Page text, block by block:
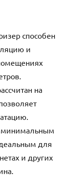
способен
и
на
минимальным
для
и других